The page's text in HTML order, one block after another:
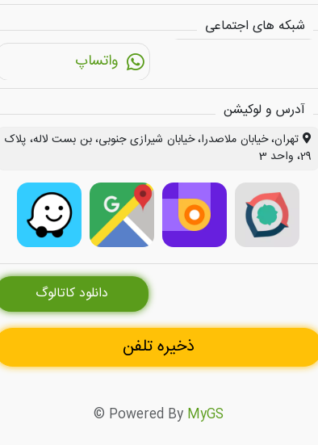
شبکه های اجتماعی
واتساپ
آدرس و لوکیشن
تهران، خیابان ملاصدرا، خیابان شیرازی جنوبی، بن بست لاله، پلاک
29، واحد 3
دانلود کاتالوگ
ذخیره تلفن
© Powered By MyGS